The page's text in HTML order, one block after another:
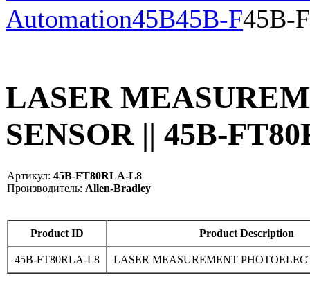
Automation45B45B-F45B-
LASER
SENSOR || 45B-
Артикул: 45B-FT80RLA-L8
Производитель: Allen-Bradley
Product ID Product Description
45B-FT80RLA-L8 LASER MEASUREMENT